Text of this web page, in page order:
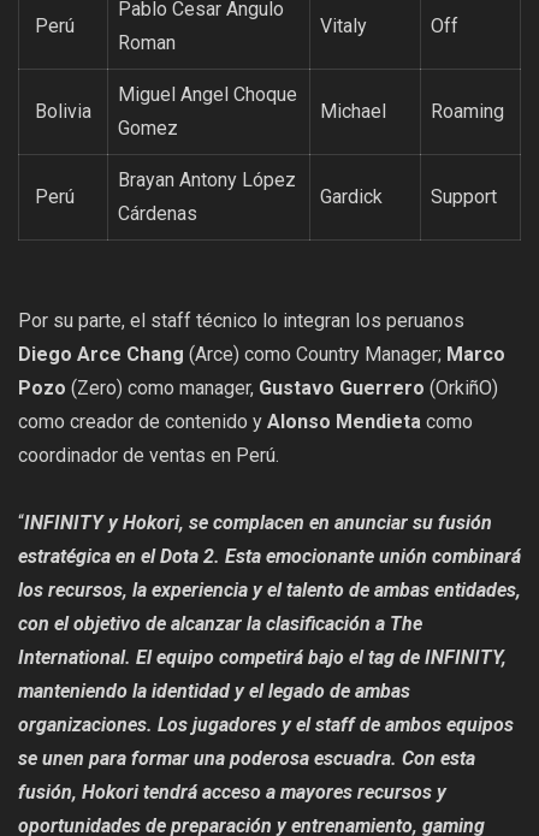
Perú
Pablo Cesar Angulo
Roman
Vitaly Off
Bolivia
Miguel Angel Choque
Gomez
Michael Roaming
Perú
Brayan Antony López
Cárdenas
Gardick Support
Por su parte, el staff técnico lo integran los peruanos
Diego Arce Chang (Arce) como Country Manager; Marco
Pozo (Zero) como manager, Gustavo Guerrero (OrkiñO)
como creador de contenido y Alonso Mendieta como
coordinador de ventas en Perú.
“INFINITY y Hokori, se complacen en anunciar su fusión
estratégica en el Dota 2. Esta emocionante unión combinará
los recursos, la experiencia y el talento de ambas entidades,
con el objetivo de alcanzar la clasificación a The
International. El equipo competirá bajo el tag de INFINITY,
manteniendo la identidad y el legado de ambas
organizaciones. Los jugadores y el staff de ambos equipos
se unen para formar una poderosa escuadra. Con esta
fusión, Hokori tendrá acceso a mayores recursos y
oportunidades de preparación y entrenamiento, gaming